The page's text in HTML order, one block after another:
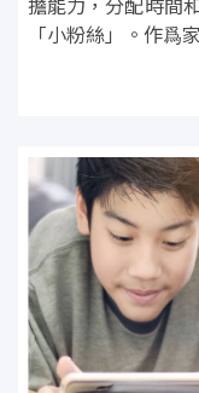
「小粉絲」。作爲